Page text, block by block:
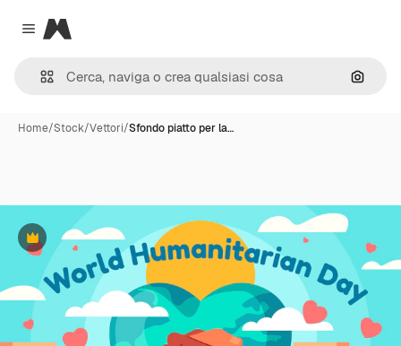
Close menu
Magnific
Cerca
Home/Stock/Vettori/Sfondo piatto per la…
Premium